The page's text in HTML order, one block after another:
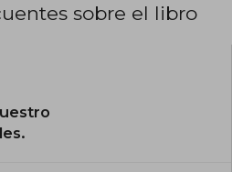
sobre el libro